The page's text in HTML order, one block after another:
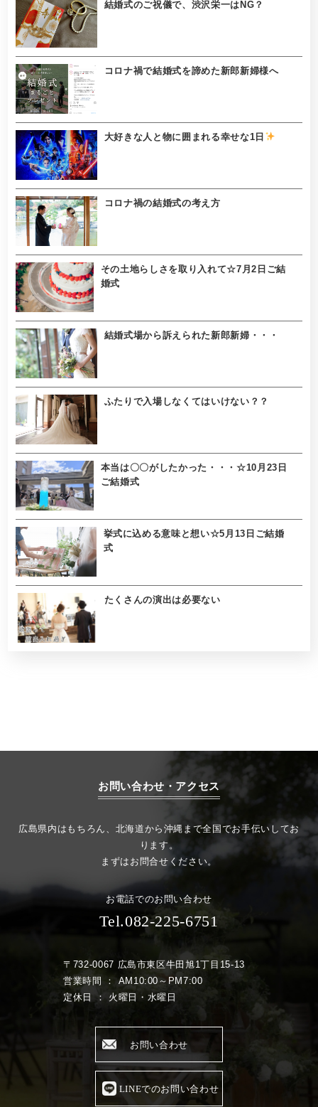
結婚式のご祝儀で、渋沢栄一はNG？
コロナ禍で結婚式を諦めた新郎新婦様へ
大好きな人と物に囲まれる幸せな1日
コロナ禍の結婚式の考え方
その土地らしさを取り入れて☆7月2日ご結
婚式
結婚式場から訴えられた新郎新婦・・・
ふたりで入場しなくてはいけない？？
本当は〇〇がしたかった・・・☆10月23日
ご結婚式
挙式に込める意味と想い☆5月13日ご結婚
式
たくさんの演出は必要ない
お問い合わせ・アクセス
広島県内はもちろん、北海道から沖縄まで全国でお手伝いしてお
ります。
まずはお問合せください。
お電話でのお問い合わせ
Tel.082-225-6751
〒732-0067 広島市東区牛田旭1丁目15-13
営業時間 ： AM10:00～PM7:00
定休日 ： 火曜日・水曜日
お問い合わせ
LINEでのお問い合わせ